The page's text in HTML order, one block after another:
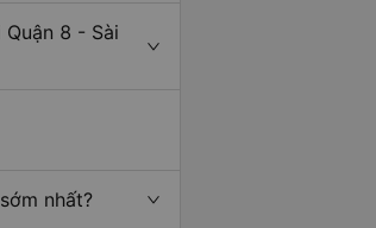
8 - Sài
nhất?